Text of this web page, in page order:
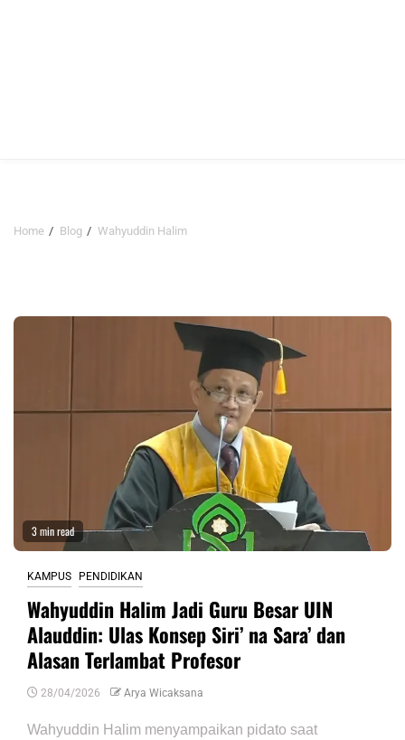
Home Blog Wahyuddin Halim
3 min read
KAMPUS PENDIDIKAN
Wahyuddin Halim Jadi Guru Besar UIN
Alauddin: Ulas Konsep Siri’ na Sara’ dan
Alasan Terlambat Profesor
28/04/2026 Arya Wicaksana
Wahyuddin Halim menyampaikan pidato saat